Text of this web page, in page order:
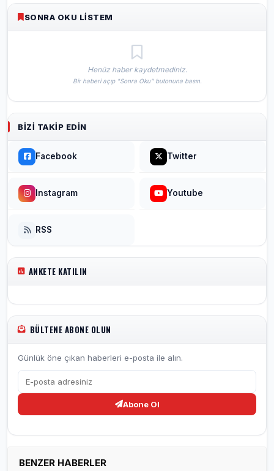
SONRA OKU LISTEM
Henüz haber kaydetmediniz.
Bir haberi açıp "Sonra Oku" butonuna basın.
BIZI TAKIP EDIN
Facebook Twitter
Instagram Youtube
RSS
ANKETE KATILIN
BÜLTENE ABONE OLUN
Günlük öne çıkan haberleri e-posta ile alın.
Abone Ol
BENZER HABERLER